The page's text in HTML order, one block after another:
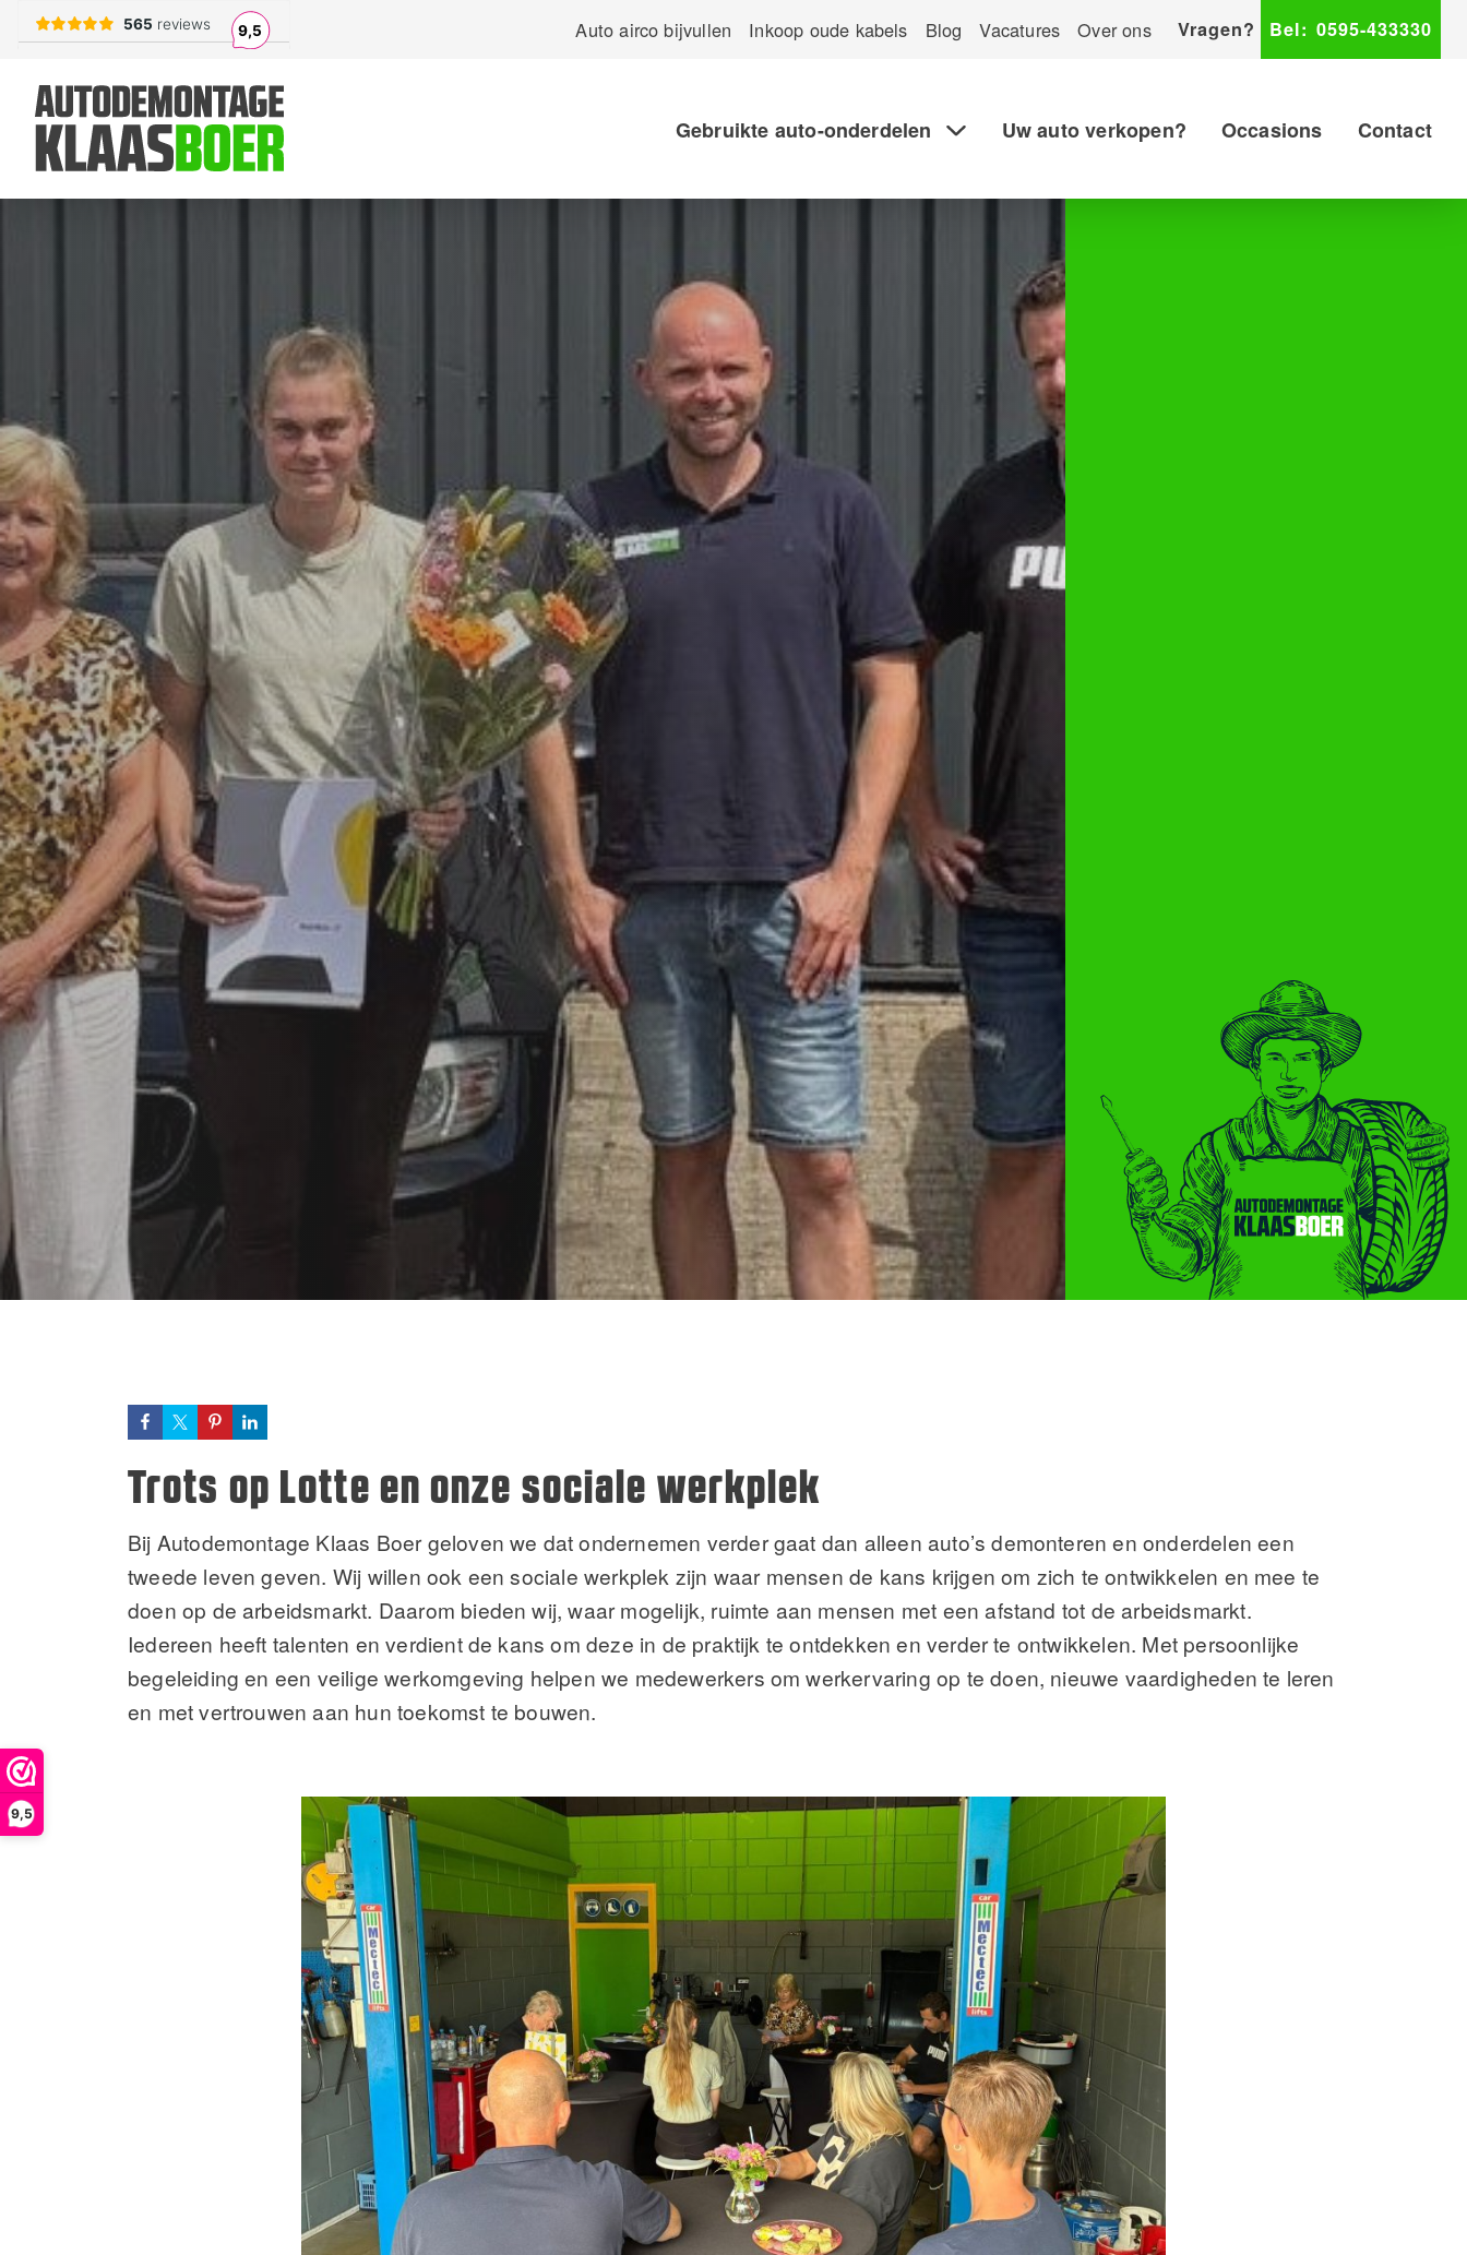
9,5
Auto airco bijvullen Inkoop oude kabels Blog Vacatures Over ons Vragen? Bel: 0595-433330
Gebruikte auto-onderdelen Uw auto verkopen? Occasions Contact
Trots op Lotte en onze sociale werkplek
Bij Autodemontage Klaas Boer geloven we dat ondernemen verder gaat dan alleen auto’s demonteren en onderdelen een
tweede leven geven. Wij willen ook een sociale werkplek zijn waar mensen de kans krijgen om zich te ontwikkelen en mee te
doen op de arbeidsmarkt. Daarom bieden wij, waar mogelijk, ruimte aan mensen met een afstand tot de arbeidsmarkt.
Iedereen heeft talenten en verdient de kans om deze in de praktijk te ontdekken en verder te ontwikkelen. Met persoonlijke
begeleiding en een veilige werkomgeving helpen we medewerkers om werkervaring op te doen, nieuwe vaardigheden te leren
en met vertrouwen aan hun toekomst te bouwen.